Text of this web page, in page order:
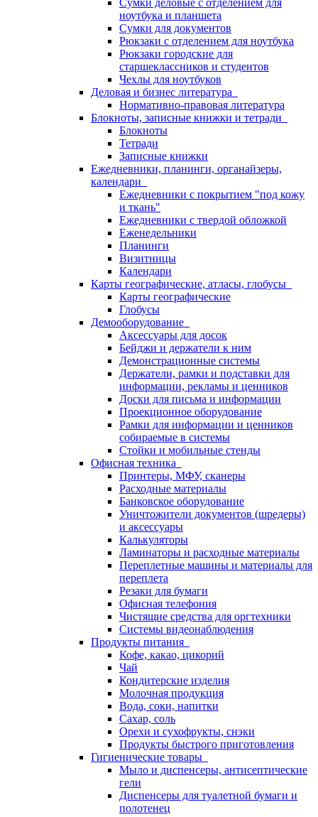
Сумки деловые с отделением для
ноутбука и планшета
Сумки для документов
Рюкзаки с отделением для ноутбука
Рюкзаки городские для
старшеклассников и студентов
Чехлы для ноутбуков
Деловая и бизнес литература
Нормативно-правовая литература
Блокноты, записные книжки и тетради
Блокноты
Тетради
Записные книжки
Ежедневники, планинги, органайзеры,
календари
Ежедневники с покрытием "под кожу
и ткань"
Ежедневники с твердой обложкой
Еженедельники
Планинги
Визитницы
Календари
Карты географические, атласы, глобусы
Карты географические
Глобусы
Демооборудование
Аксессуары для досок
Бейджи и держатели к ним
Демонстрационные системы
Держатели, рамки и подставки для
информации, рекламы и ценников
Доски для письма и информации
Проекционное оборудование
Рамки для информации и ценников
собираемые в системы
Стойки и мобильные стенды
Офисная техника
Принтеры, МФУ, сканеры
Расходные материалы
Банковское оборудование
Уничтожители документов (шредеры)
и аксессуары
Калькуляторы
Ламинаторы и расходные материалы
Переплетные машины и материалы для
переплета
Резаки для бумаги
Офисная телефония
Чистящие средства для оргтехники
Системы видеонаблюдения
Продукты питания
Кофе, какао, цикорий
Чай
Кондитерские изделия
Молочная продукция
Вода, соки, напитки
Сахар, соль
Орехи и сухофрукты, снэки
Продукты быстрого приготовления
Гигиенические товары
Мыло и диспенсеры, антисептические
гели
Диспенсеры для туалетной бумаги и
полотенец